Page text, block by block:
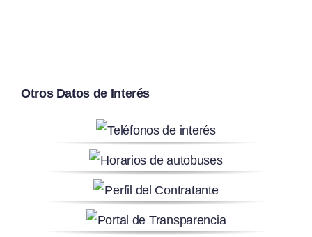
Otros Datos de Interés